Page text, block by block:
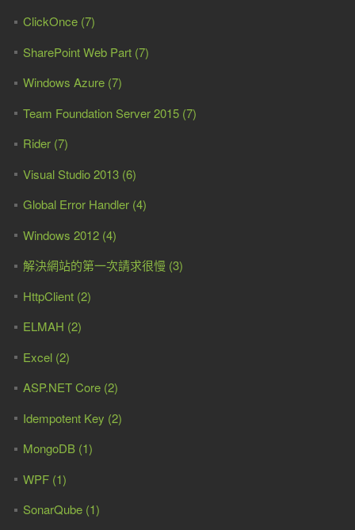
ClickOnce (7)
SharePoint Web Part (7)
Windows Azure (7)
Team Foundation Server 2015 (7)
Rider (7)
Visual Studio 2013 (6)
Global Error Handler (4)
Windows 2012 (4)
解決網站的第一次請求很慢 (3)
HttpClient (2)
ELMAH (2)
Excel (2)
ASP.NET Core (2)
Idempotent Key (2)
MongoDB (1)
WPF (1)
SonarQube (1)